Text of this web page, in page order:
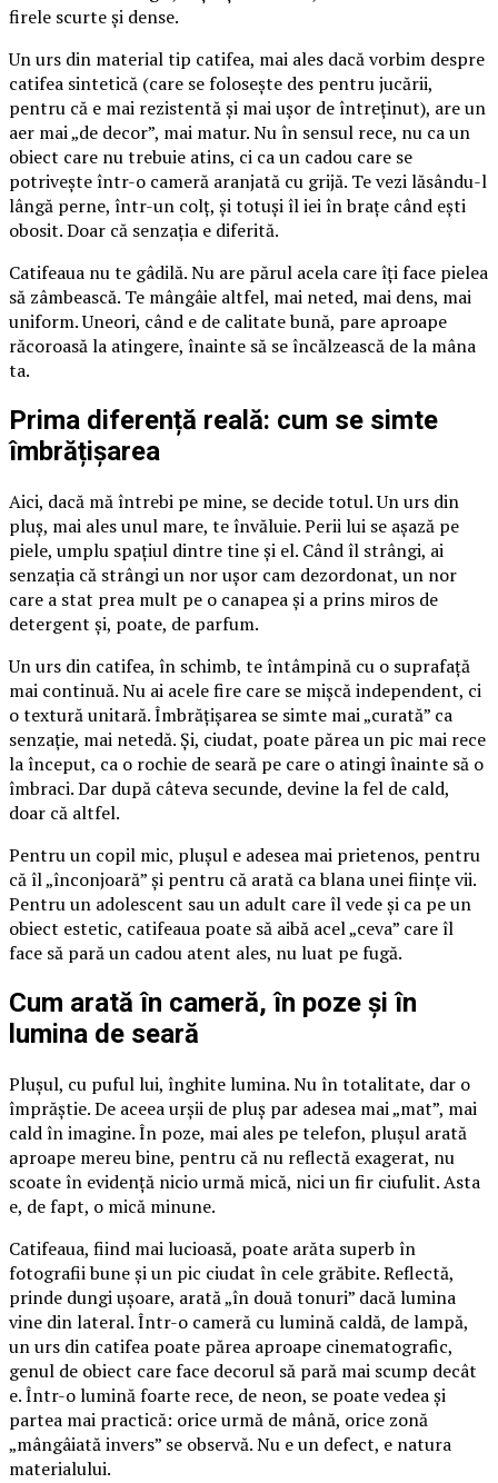
firele scurte și dense.
Un urs din material tip catifea, mai ales dacă vorbim despre
catifea sintetică (care se folosește des pentru jucării,
pentru că e mai rezistentă și mai ușor de întreținut), are un
aer mai „de decor”, mai matur. Nu în sensul rece, nu ca un
obiect care nu trebuie atins, ci ca un cadou care se
potrivește într-o cameră aranjată cu grijă. Te vezi lăsându-l
lângă perne, într-un colț, și totuși îl iei în brațe când ești
obosit. Doar că senzația e diferită.
Catifeaua nu te gâdilă. Nu are părul acela care îți face pielea
să zâmbească. Te mângâie altfel, mai neted, mai dens, mai
uniform. Uneori, când e de calitate bună, pare aproape
răcoroasă la atingere, înainte să se încălzească de la mâna
ta.
Prima diferență reală: cum se simte
îmbrățișarea
Aici, dacă mă întrebi pe mine, se decide totul. Un urs din
pluș, mai ales unul mare, te învăluie. Perii lui se așază pe
piele, umplu spațiul dintre tine și el. Când îl strângi, ai
senzația că strângi un nor ușor cam dezordonat, un nor
care a stat prea mult pe o canapea și a prins miros de
detergent și, poate, de parfum.
Un urs din catifea, în schimb, te întâmpină cu o suprafață
mai continuă. Nu ai acele fire care se mișcă independent, ci
o textură unitară. Îmbrățișarea se simte mai „curată” ca
senzație, mai netedă. Și, ciudat, poate părea un pic mai rece
la început, ca o rochie de seară pe care o atingi înainte să o
îmbraci. Dar după câteva secunde, devine la fel de cald,
doar că altfel.
Pentru un copil mic, plușul e adesea mai prietenos, pentru
că îl „înconjoară” și pentru că arată ca blana unei ființe vii.
Pentru un adolescent sau un adult care îl vede și ca pe un
obiect estetic, catifeaua poate să aibă acel „ceva” care îl
face să pară un cadou atent ales, nu luat pe fugă.
Cum arată în cameră, în poze și în
lumina de seară
Plușul, cu puful lui, înghite lumina. Nu în totalitate, dar o
împrăștie. De aceea urșii de pluș par adesea mai „mat”, mai
cald în imagine. În poze, mai ales pe telefon, plușul arată
aproape mereu bine, pentru că nu reflectă exagerat, nu
scoate în evidență nicio urmă mică, nici un fir ciufulit. Asta
e, de fapt, o mică minune.
Catifeaua, fiind mai lucioasă, poate arăta superb în
fotografii bune și un pic ciudat în cele grăbite. Reflectă,
prinde dungi ușoare, arată „în două tonuri” dacă lumina
vine din lateral. Într-o cameră cu lumină caldă, de lampă,
un urs din catifea poate părea aproape cinematografic,
genul de obiect care face decorul să pară mai scump decât
e. Într-o lumină foarte rece, de neon, se poate vedea și
partea mai practică: orice urmă de mână, orice zonă
„mângâiată invers” se observă. Nu e un defect, e natura
materialului.